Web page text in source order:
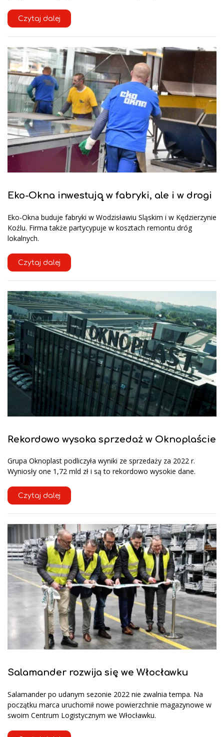
Czytaj dalej
Eko-Okna inwestują w fabryki, ale i w drogi
Eko-Okna buduje fabryki w Wodzisławiu Sląskim i w Kędzierzynie
Koźlu. Firma także partycypuje w kosztach remontu dróg
lokalnych.
Czytaj dalej
Rekordowo wysoka sprzedaż w Oknoplaście
Grupa Oknoplast podliczyła wyniki ze sprzedaży za 2022 r.
Wyniosły one 1,72 mld zł i są to rekordowo wysokie dane.
Czytaj dalej
Salamander rozwija się we Włocławku
Salamander po udanym sezonie 2022 nie zwalnia tempa. Na
początku marca uruchomił nowe powierzchnie magazynowe w
swoim Centrum Logistycznym we Włocławku.